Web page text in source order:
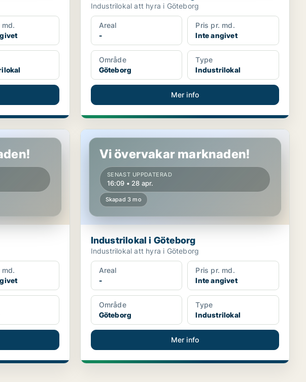
md.
Industrilokal att hyra i Göteborg
Areal
-
Pris pr. md.
Inte angivet
Område
Göteborg
Type
Industrilokal
Mer info
md.
Industrilokal i Göteborg
Vi övervakar marknaden!
SENAST UPPDATERAD
16:09 • 28 apr.
Skapad 3 mo
Industrilokal i Göteborg
Industrilokal att hyra i Göteborg
Areal
-
Pris pr. md.
Inte angivet
Område
Göteborg
Type
Industrilokal
Mer info